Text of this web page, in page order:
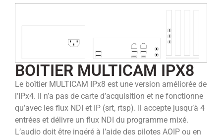
BOITIER MULTICAM IPX8
Le boîtier MULTICAM IPx8 est une version améliorée de
l’IPx4. Il n’a pas de carte d’acquisition et ne fonctionne
qu’avec les flux NDI et IP (srt, rtsp). Il accepte jusqu’à 4
entrées et délivre un flux NDI du programme mixé.
L’audio doit être ingéré à l’aide des pilotes AOIP ou en